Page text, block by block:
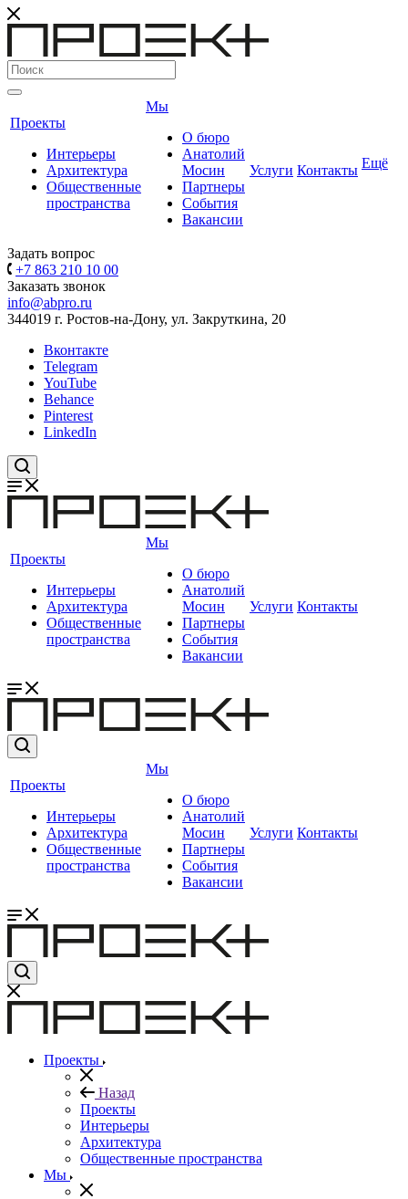
Проекты
Интерьеры
Архитектура
Общественные
пространства
Мы
О бюро
Анатолий
Мосин
Партнеры
События
Вакансии
Услуги Контакты Ещё
Задать вопрос
+7 863 210 10 00
Заказать звонок
info@abpro.ru
344019 г. Ростов-на-Дону, ул. Закруткина, 20
Вконтакте
Telegram
YouTube
Behance
Pinterest
LinkedIn
Проекты
Интерьеры
Архитектура
Общественные
пространства
Мы
О бюро
Анатолий
Мосин
Партнеры
События
Вакансии
Услуги Контакты
Проекты
Интерьеры
Архитектура
Общественные
пространства
Мы
О бюро
Анатолий
Мосин
Партнеры
События
Вакансии
Услуги Контакты
Проекты
Назад
Проекты
Интерьеры
Архитектура
Общественные пространства
Мы